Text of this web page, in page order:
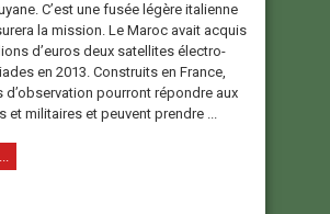
C’est une fusée légère italienne
la mission. Le Maroc avait acquis
d’euros deux satellites électro-
en 2013. Construits en France,
d’observation pourront répondre aux
et militaires et peuvent prendre ...